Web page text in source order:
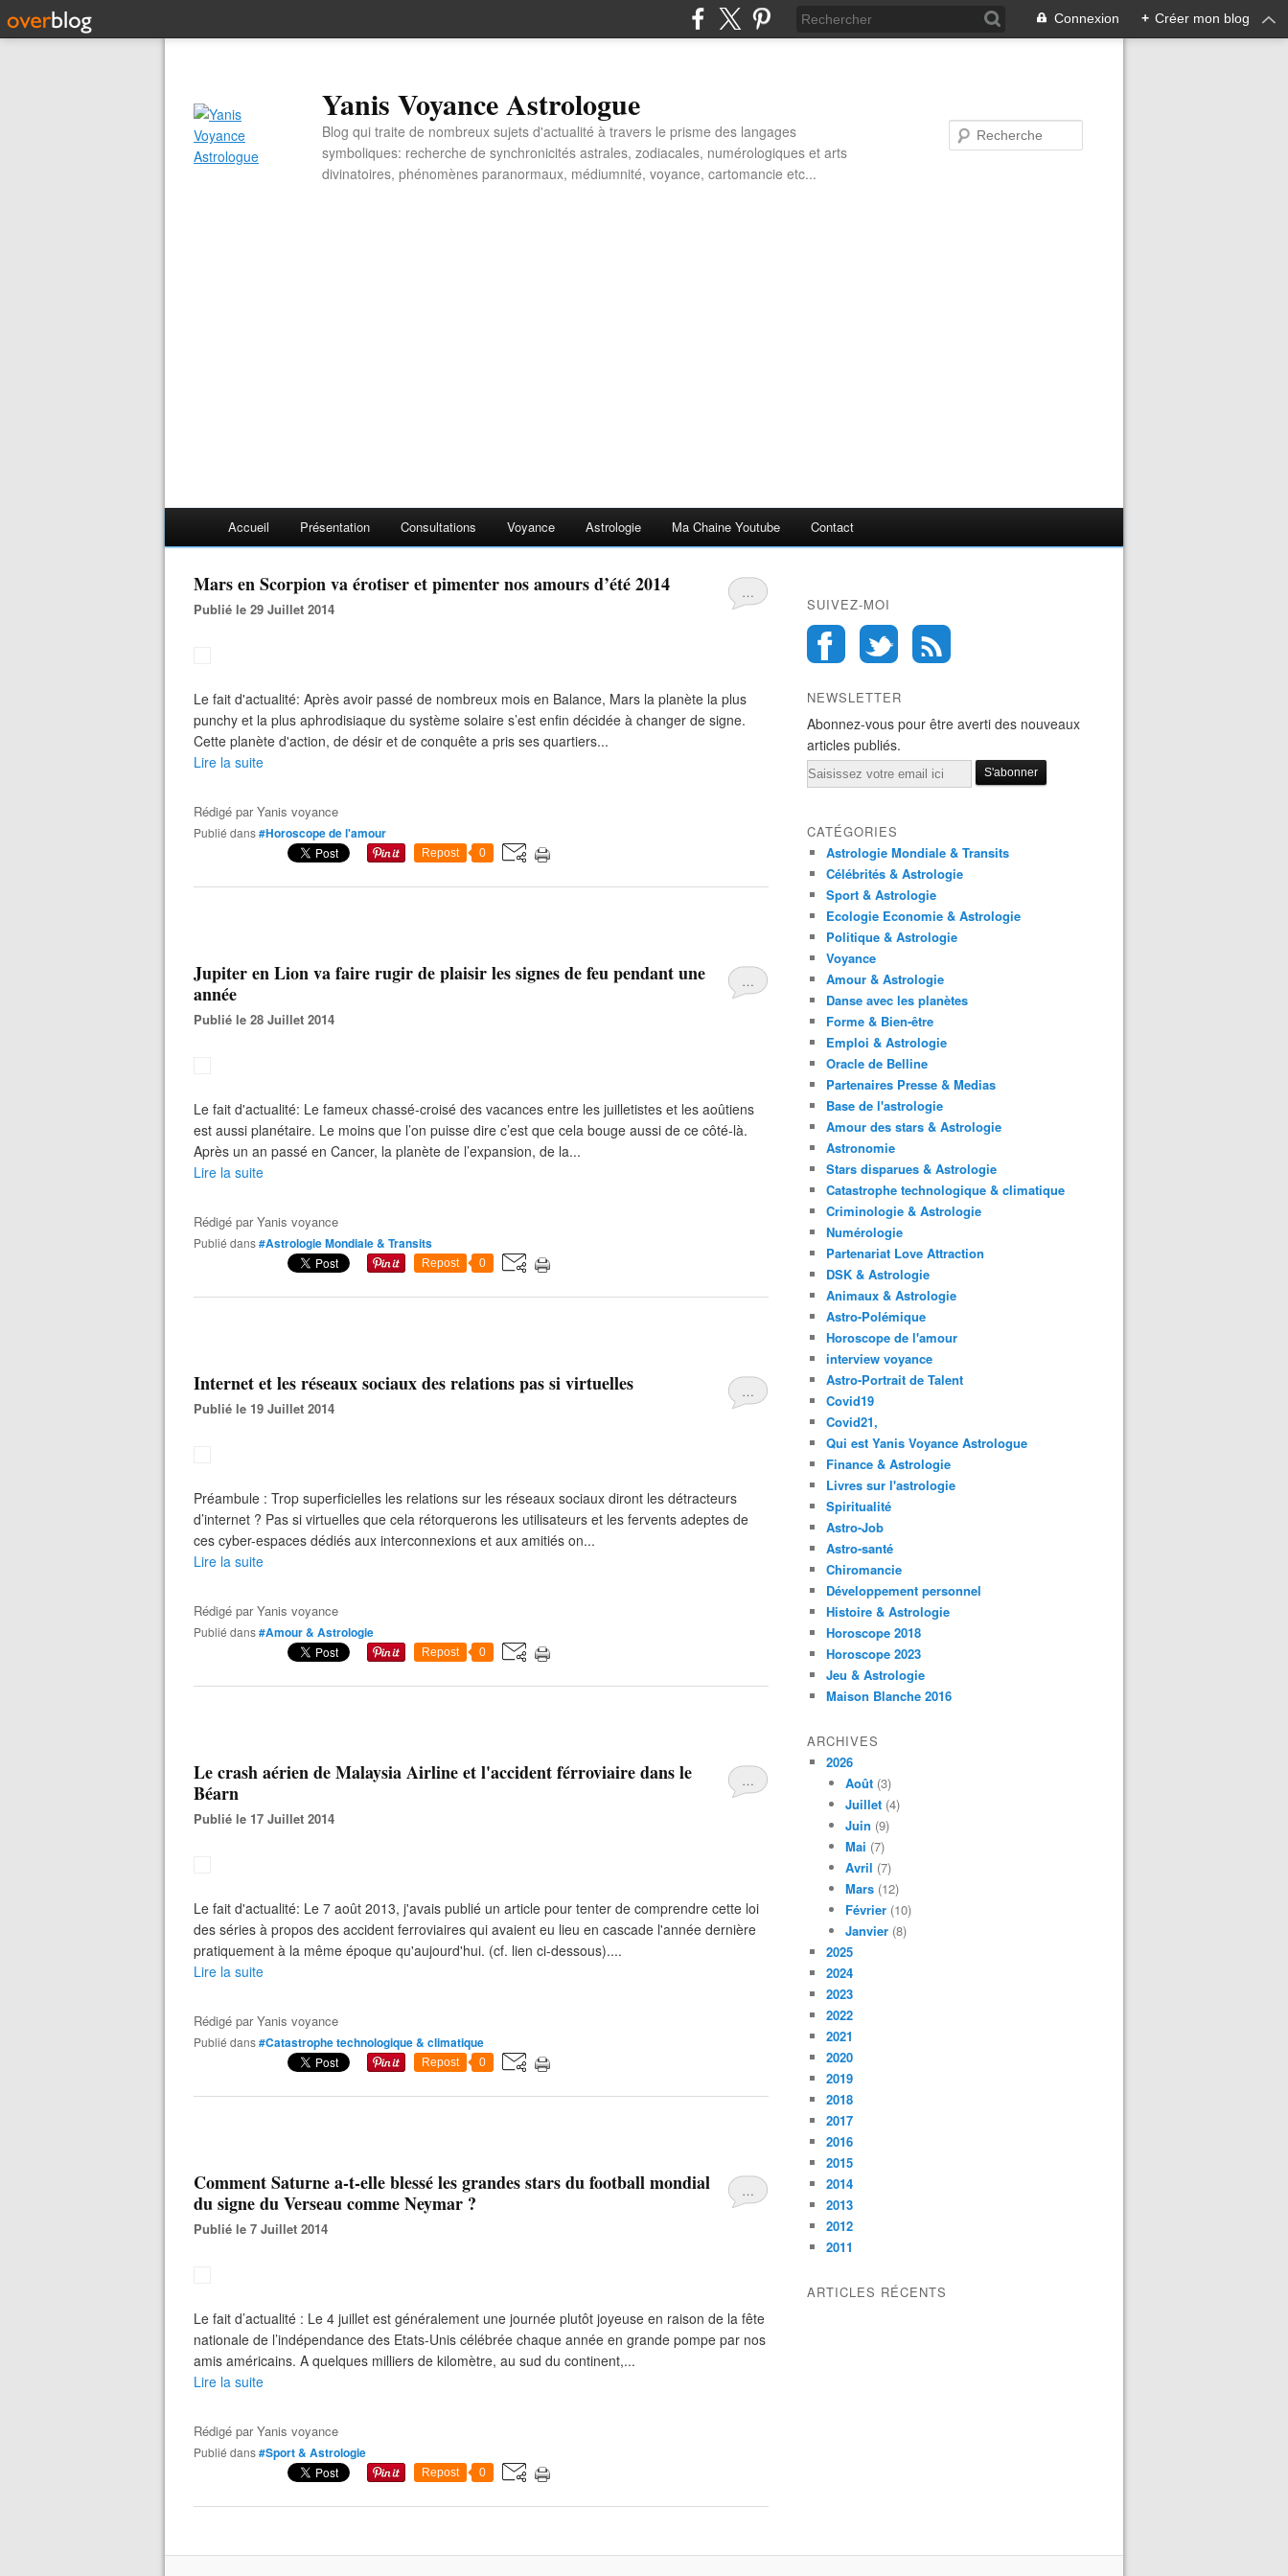
Connexion + Créer mon blog
Yanis Voyance Astrologue
Blog qui traite de nombreux sujets d'actualité à travers le prisme des langages
symboliques: recherche de synchronicités astrales, zodiacales, numérologiques et arts
divinatoires, phénomènes paranormaux, médiumnité, voyance, cartomancie etc...
Accueil Présentation Consultations Voyance Astrologie Ma Chaine Youtube Contact
…
Mars en Scorpion va érotiser et pimenter nos amours d’été 2014
Publié le 29 Juillet 2014
Le fait d'actualité: Après avoir passé de nombreux mois en Balance, Mars la planète la plus
punchy et la plus aphrodisiaque du système solaire s’est enfin décidée à changer de signe.
Cette planète d'action, de désir et de conquête a pris ses quartiers...
Lire la suite
Rédigé parYanis voyance
Publié dans#Horoscope de l'amour
Repost 0
…
Jupiter en Lion va faire rugir de plaisir les signes de feu pendant une
année
Publié le 28 Juillet 2014
Le fait d'actualité: Le fameux chassé-croisé des vacances entre les juilletistes et les aoûtiens
est aussi planétaire. Le moins que l’on puisse dire c’est que cela bouge aussi de ce côté-là.
Après un an passé en Cancer, la planète de l’expansion, de la...
Lire la suite
Rédigé parYanis voyance
Publié dans#Astrologie Mondiale & Transits
Repost 0
…
Internet et les réseaux sociaux des relations pas si virtuelles
Publié le 19 Juillet 2014
Préambule : Trop superficielles les relations sur les réseaux sociaux diront les détracteurs
d’internet ? Pas si virtuelles que cela rétorquerons les utilisateurs et les fervents adeptes de
ces cyber-espaces dédiés aux interconnexions et aux amitiés on...
Lire la suite
Rédigé parYanis voyance
Publié dans#Amour & Astrologie
Repost 0
…
Le crash aérien de Malaysia Airline et l'accident férroviaire dans le
Béarn
Publié le 17 Juillet 2014
Le fait d'actualité: Le 7 août 2013, j'avais publié un article pour tenter de comprendre cette loi
des séries à propos des accident ferroviaires qui avaient eu lieu en cascade l'année dernière
pratiquement à la même époque qu'aujourd'hui. (cf. lien ci-dessous)....
Lire la suite
Rédigé parYanis voyance
Publié dans#Catastrophe technologique & climatique
Repost 0
…
Comment Saturne a-t-elle blessé les grandes stars du football mondial
du signe du Verseau comme Neymar ?
Publié le 7 Juillet 2014
Le fait d’actualité : Le 4 juillet est généralement une journée plutôt joyeuse en raison de la fête
nationale de l’indépendance des Etats-Unis célébrée chaque année en grande pompe par nos
amis américains. A quelques milliers de kilomètre, au sud du continent,...
Lire la suite
Rédigé parYanis voyance
Publié dans#Sport & Astrologie
Repost 0
SUIVEZ-MOI
NEWSLETTER
Abonnez-vous pour être averti des nouveaux
articles publiés.
Email
CATÉGORIES
Astrologie Mondiale & Transits
Célébrités & Astrologie
Sport & Astrologie
Ecologie Economie & Astrologie
Politique & Astrologie
Voyance
Amour & Astrologie
Danse avec les planètes
Forme & Bien-être
Emploi & Astrologie
Oracle de Belline
Partenaires Presse & Medias
Base de l'astrologie
Amour des stars & Astrologie
Astronomie
Stars disparues & Astrologie
Catastrophe technologique & climatique
Criminologie & Astrologie
Numérologie
Partenariat Love Attraction
DSK & Astrologie
Animaux & Astrologie
Astro-Polémique
Horoscope de l'amour
interview voyance
Astro-Portrait de Talent
Covid19
Covid21,
Qui est Yanis Voyance Astrologue
Finance & Astrologie
Livres sur l'astrologie
Spiritualité
Astro-Job
Astro-santé
Chiromancie
Développement personnel
Histoire & Astrologie
Horoscope 2018
Horoscope 2023
Jeu & Astrologie
Maison Blanche 2016
ARCHIVES
2026
Août (3)
Juillet (4)
Juin (9)
Mai (7)
Avril (7)
Mars (12)
Février (10)
Janvier (8)
2025
2024
2023
2022
2021
2020
2019
2018
2017
2016
2015
2014
2013
2012
2011
ARTICLES RÉCENTS